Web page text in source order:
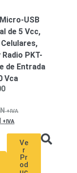
USB
de 5 Vcc,
PKT-
de Entrada
Vca
Ve
r
Pr
od